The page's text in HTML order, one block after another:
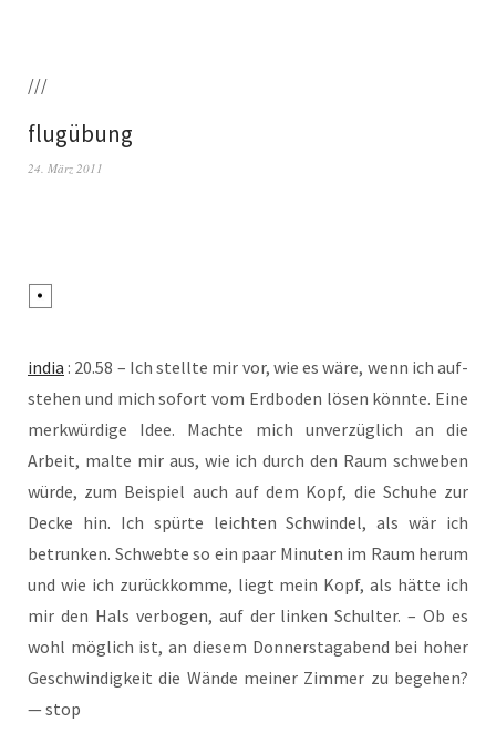
///
flugübung
24. März 2011
india : 20.58 – Ich stell­te mir vor, wie es wäre, wenn ich auf­
ste­hen und mich sofort vom Erd­bo­den lösen könn­te. Eine
merk­wür­di­ge Idee. Mach­te mich unver­züg­lich an die
Arbeit, mal­te mir aus, wie ich durch den Raum schwe­ben
wür­de, zum Bei­spiel auch auf dem Kopf, die Schu­he zur
Decke hin. Ich spür­te leich­ten Schwin­del, als wär ich
betrun­ken. Schweb­te so ein paar Minu­ten im Raum her­um
und wie ich zurück­kom­me, liegt mein Kopf, als hät­te ich
mir den Hals ver­bo­gen, auf der lin­ken Schul­ter. – Ob es
wohl mög­lich ist, an die­sem Don­ners­tag­abend bei hoher
Geschwin­dig­keit die Wän­de mei­ner Zim­mer zu bege­hen?
— stop